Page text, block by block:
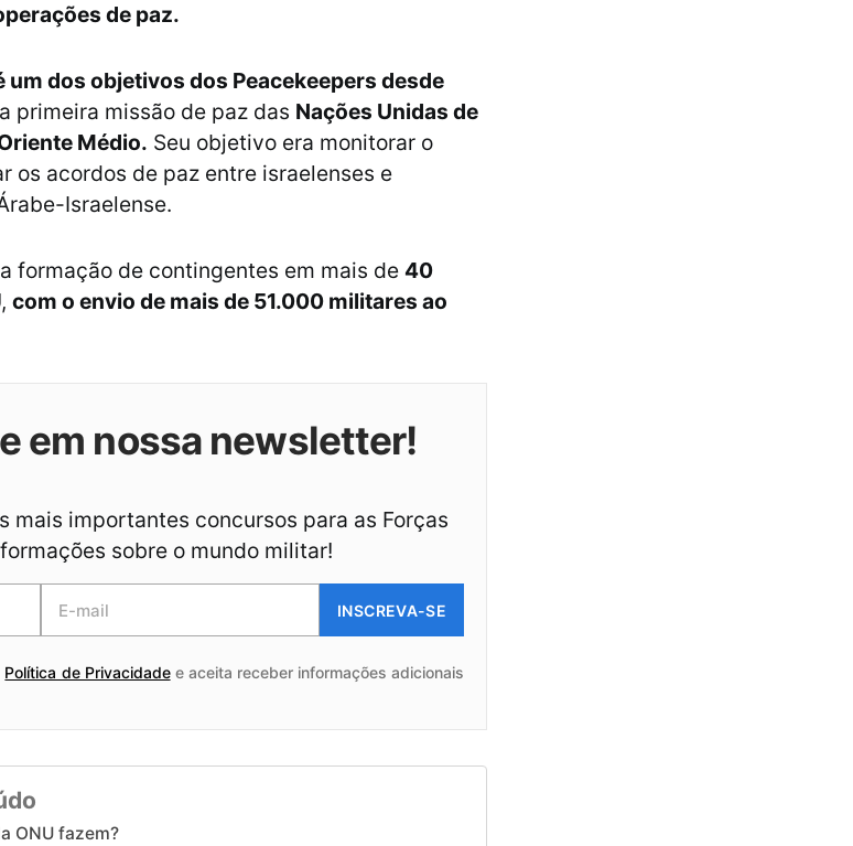
de paz.
um dos objetivos dos Peacekeepers desde
primeira missão de paz das Nações Unidas de
Médio. Seu objetivo era monitorar o
os acordos de paz entre israelenses e
Israelense.
formação de contingentes em mais de 40
com o envio de mais de 51.000 militares ao
em nossa newsletter!
mais importantes concursos para as Forças
sobre o mundo militar!
INSCREVA-SE
Política de Privacidadee aceita receber informações adicionais
ONU fazem?